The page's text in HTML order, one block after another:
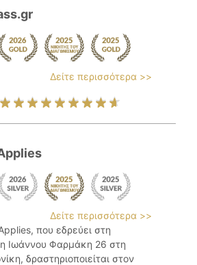
Δείτε περισσότερα >>
Δείτε περισσότερα >>
που εδρεύει στη
Ιωάννου Φαρμάκη 26 στη
δραστηριοποιείται στον